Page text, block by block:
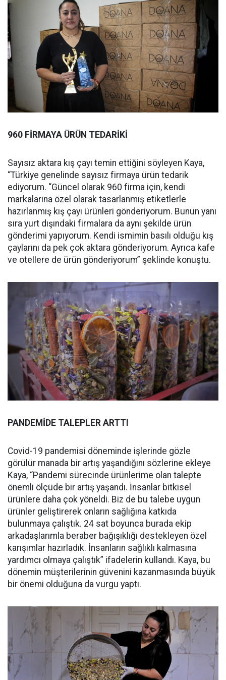
960 FİRMAYA ÜRÜN TEDARİKİ
Sayısız aktara kış çayı temin ettiğini söyleyen Kaya,
“Türkiye genelinde sayısız firmaya ürün tedarik
ediyorum. “Güncel olarak 960 firma için, kendi
markalarına özel olarak tasarlanmış etiketlerle
hazırlanmış kış çayı ürünleri gönderiyorum. Bunun yanı
sıra yurt dışındaki firmalara da aynı şekilde ürün
gönderimi yapıyorum. Kendi ismimin basılı olduğu kış
çaylarını da pek çok aktara gönderiyorum. Ayrıca kafe
ve otellere de ürün gönderiyorum” şeklinde konuştu.
PANDEMİDE TALEPLER ARTTI
Covid-19 pandemisi döneminde işlerinde gözle
görülür manada bir artış yaşandığını sözlerine ekleye
Kaya, “Pandemi sürecinde ürünlerime olan talepte
önemli ölçüde bir artış yaşandı. İnsanlar bitkisel
ürünlere daha çok yöneldi. Biz de bu talebe uygun
ürünler geliştirerek onların sağlığına katkıda
bulunmaya çalıştık. 24 sat boyunca burada ekip
arkadaşlarımla beraber bağışıklığı destekleyen özel
karışımlar hazırladık. İnsanların sağlıklı kalmasına
yardımcı olmaya çalıştık” ifadelerin kullandı. Kaya, bu
dönemin müşterilerinin güvenini kazanmasında büyük
bir önemi olduğuna da vurgu yaptı.